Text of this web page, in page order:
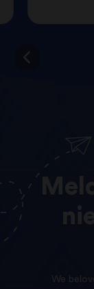
Meld
We